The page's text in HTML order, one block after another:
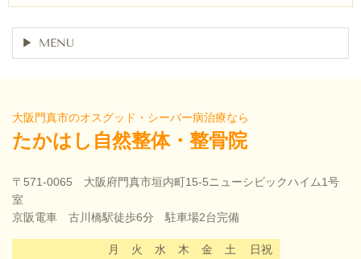
MENU
大阪門真市のオスグッド・シーバー病治療なら
たかはし自然整体・整骨院
〒571-0065 大阪府門真市垣内町15-5ニューシビックハイム1号
室
京阪電車 古川橋駅徒歩6分 駐車場2台完備
月 火 水 木 金 土 日祝